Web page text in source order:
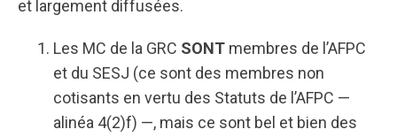
et largement diffusées.
Les MC de la GRC SONT membres de l’AFPC
et du SESJ (ce sont des membres non
cotisants en vertu des Statuts de l’AFPC —
alinéa 4(2)f) —, mais ce sont bel et bien des